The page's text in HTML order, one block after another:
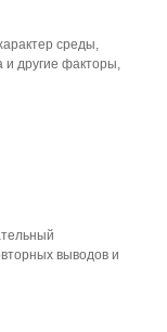
среды,
другие факторы,
выводов и